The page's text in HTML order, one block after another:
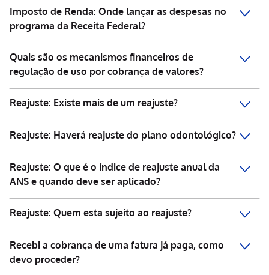
Imposto de Renda: Onde lançar as despesas no
programa da Receita Federal?
Quais são os mecanismos financeiros de
regulação de uso por cobrança de valores?
Reajuste: Existe mais de um reajuste?
Reajuste: Haverá reajuste do plano odontológico?
Reajuste: O que é o índice de reajuste anual da
ANS e quando deve ser aplicado?
Reajuste: Quem esta sujeito ao reajuste?
Recebi a cobrança de uma fatura já paga, como
devo proceder?